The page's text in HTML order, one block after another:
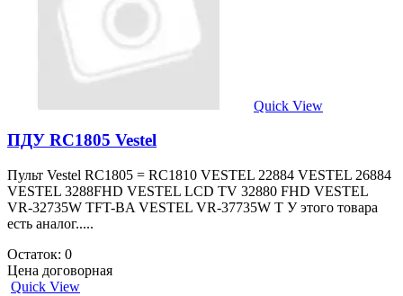
Quick View
ПДУ RC1805 Vestel
Пульт Vestel RC1805 = RC1810 VESTEL 22884 VESTEL 26884
VESTEL 3288FHD VESTEL LCD TV 32880 FHD VESTEL
VR-32735W TFT-BA VESTEL VR-37735W T У этого товара
есть аналог.....
Остаток: 0
Цена договорная
Quick View